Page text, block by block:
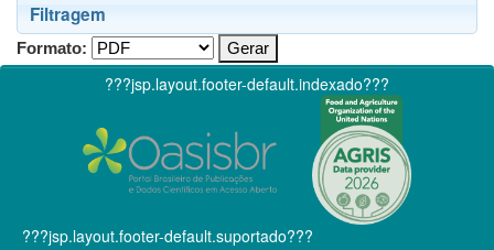
Filtragem
Formato:
???jsp.layout.footer-default.indexado???
???jsp.layout.footer-default.suportado???